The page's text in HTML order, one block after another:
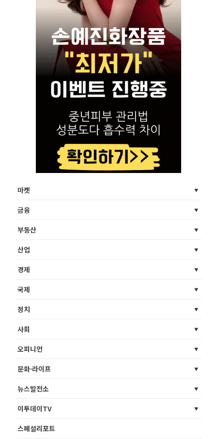
마켓
금융
부동산
산업
경제
국제
정치
사회
오피니언
문화·라이프
뉴스발전소
이투데이TV
스페셜리포트